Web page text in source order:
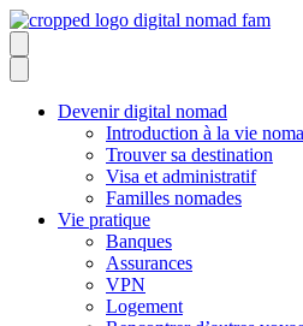
Devenir digital nomad
Introduction à la vie
Trouver sa destination
Visa et administratif
Familles nomades
Vie pratique
Banques
Assurances
VPN
Logement